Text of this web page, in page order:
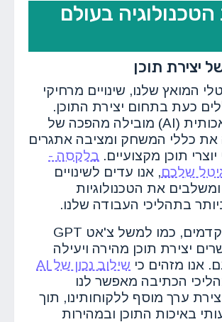
בעולם
יצירת תוכן
המואץ שלנו, שינויים מרחיקי
כעת בתחום יצירת התוכן.
הבינה המלאכותית (AI) מובילה מהפכה של
כללי המשחק ומציבה אתגרים
תוכן מקצועיים. בלקסה -
שלכם, אנו עדים לשינויים
את הטכנולוגיות
בתהליכי העבודה שלנו.
הכלים המתקדמים, כמו למשל צ'אט GPT
יצירת תוכן מהירה ויעילה
אנו מזהים כי
שילוב נכון של AI
הכתיבה מאפשר לנו
ערך מוסף ללקוחותינו, תוך
באיכות התוכן ובמהירות